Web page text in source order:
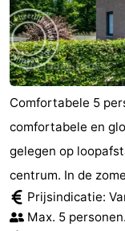
Natuur
Walcherse
bos
-
Dishoek
-
Vlissingen
-
Vlaanderen
-
Nieuwvliet
-
Sluis
-
Comfortabele 5
comfortabele en
gelegen op
centrum. In de
Prijsindicatie:
Max. 5 personen.